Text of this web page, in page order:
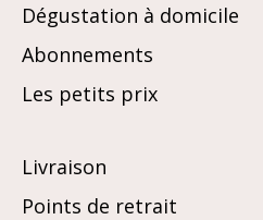
Dégustation à domicile
Abonnements
Les petits prix
Livraison
Points de retrait